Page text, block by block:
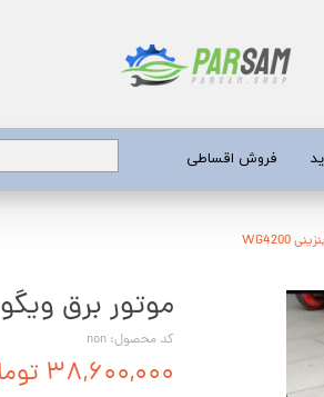
فروش اقساطی
موتور برق ویگو 2.8 کیلووات هندلی بنزینی WG4200
کد محصول: non
۳۸,۶۰۰,۰۰۰ تومان